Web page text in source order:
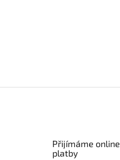
Přijímáme online
platby